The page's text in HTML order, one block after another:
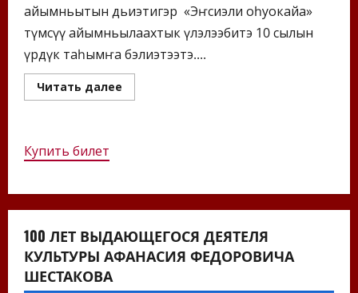
айымньытын дьиэтигэр «Эҥсиэли оһуокайа»
түмсүү айымньылаахтык үлэлээбитэ 10 сылын
үрдүк таһымҥа бэлиэтээтэ....
Читать далее
больше
Купить билет
100 ЛЕТ ВЫДАЮЩЕГОСЯ ДЕЯТЕЛЯ
КУЛЬТУРЫ АФАНАСИЯ ФЕДОРОВИЧА
ШЕСТАКОВА